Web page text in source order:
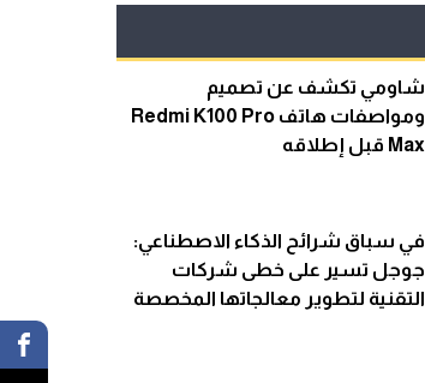
شاومي تكشف عن تصميم
ومواصفات هاتف Redmi K100 Pro
Max قبل إطلاقه
في سباق شرائح الذكاء الاصطناعي:
جوجل تسير على خطى شركات
التقنية لتطوير معالجاتها المخصصة